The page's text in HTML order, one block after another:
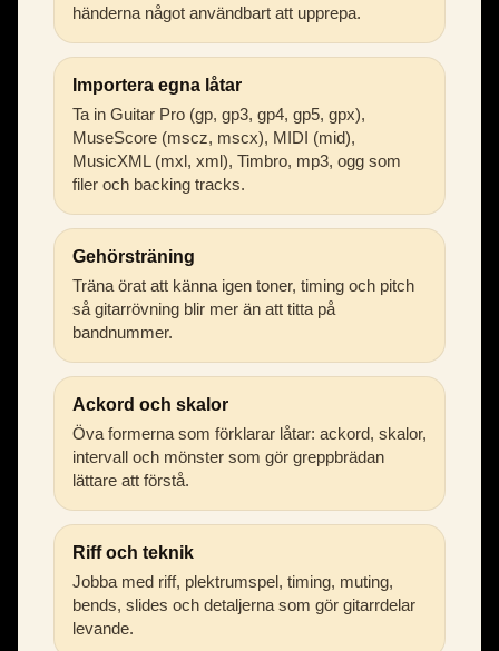
händerna något användbart att upprepa.
Importera egna låtar
Ta in Guitar Pro (gp, gp3, gp4, gp5, gpx),
MuseScore (mscz, mscx), MIDI (mid),
MusicXML (mxl, xml), Timbro, mp3, ogg som
filer och backing tracks.
Gehörsträning
Träna örat att känna igen toner, timing och pitch
så gitarrövning blir mer än att titta på
bandnummer.
Ackord och skalor
Öva formerna som förklarar låtar: ackord, skalor,
intervall och mönster som gör greppbrädan
lättare att förstå.
Riff och teknik
Jobba med riff, plektrumspel, timing, muting,
bends, slides och detaljerna som gör gitarrdelar
levande.